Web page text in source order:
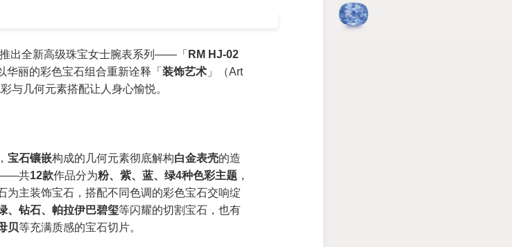
出全新高级珠宝女士腕表系列——「 RM HJ-02
华丽的彩色宝石组合重新诠释「 装饰艺术 」（Art
与几何元素搭配让人身心愉悦。
宝石镶嵌构成的几何元素彻底解构白金表壳的造
——共12款作品分为粉、紫、蓝、绿4种色彩主题 ，
为主装饰宝石，搭配不同色调的彩色宝石交响绽
、钻石、帕拉伊巴碧玺等闪耀的切割宝石，也有
贝等充满质感的宝石切片。